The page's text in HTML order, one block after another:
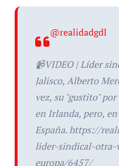
@realidadgdl
📹VIDEO | Líder
Jalisco, Alberto
vez, su "gustito"
en Irlanda, pero,
España. https://
lider-sindical-
europa/6457/